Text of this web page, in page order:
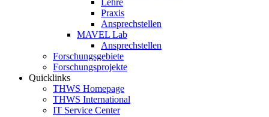
Lehre
Praxis
Ansprechstellen
MAVEL Lab
Ansprechstellen
Forschungsgebiete
Forschungsprojekte
Quicklinks
THWS Homepage
THWS International
IT Service Center